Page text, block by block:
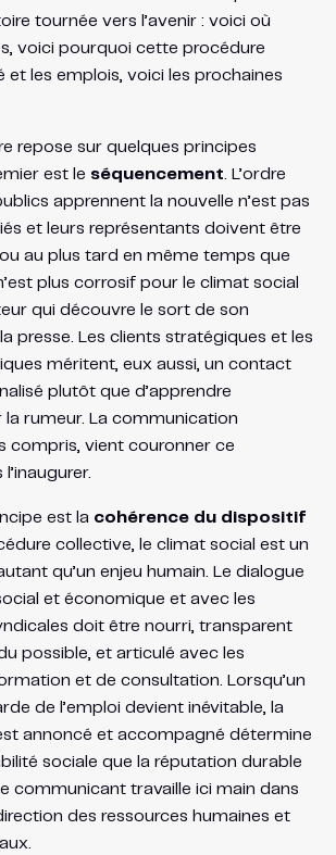
tournée vers l’avenir : voici où
voici pourquoi cette procédure
et les emplois, voici les prochaines
repose sur quelques principes
est le séquencement . L’ordre
apprennent la nouvelle n’est pas
et leurs représentants doivent être
au plus tard en même temps que
plus corrosif pour le climat social
qui découvre le sort de son
presse. Les clients stratégiques et les
méritent, eux aussi, un contact
plutôt que d’apprendre
la rumeur. La communication
compris, vient couronner ce
est la cohérence du dispositif
collective, le climat social est un
qu’un enjeu humain. Le dialogue
et économique et avec les
doit être nourri, transparent
possible, et articulé avec les
et de consultation. Lorsqu’un
de l’emploi devient inévitable, la
annoncé et accompagné détermine
sociale que la réputation durable
communicant travaille ici main dans
des ressources humaines et